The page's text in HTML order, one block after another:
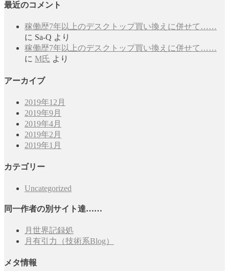
最近のコメント
稼働歴7年以上のデスクトップ買い換えに併せて……
に Sa-Q より
稼働歴7年以上のデスクトップ買い換えに併せて……
に M氏 より
アーカイブ
2019年12月
2019年9月
2019年4月
2019年2月
2019年1月
カテゴリー
Uncategorized
同一作者の別サイト達……
月世界記録処
月有引力（技術系Blog）
メタ情報